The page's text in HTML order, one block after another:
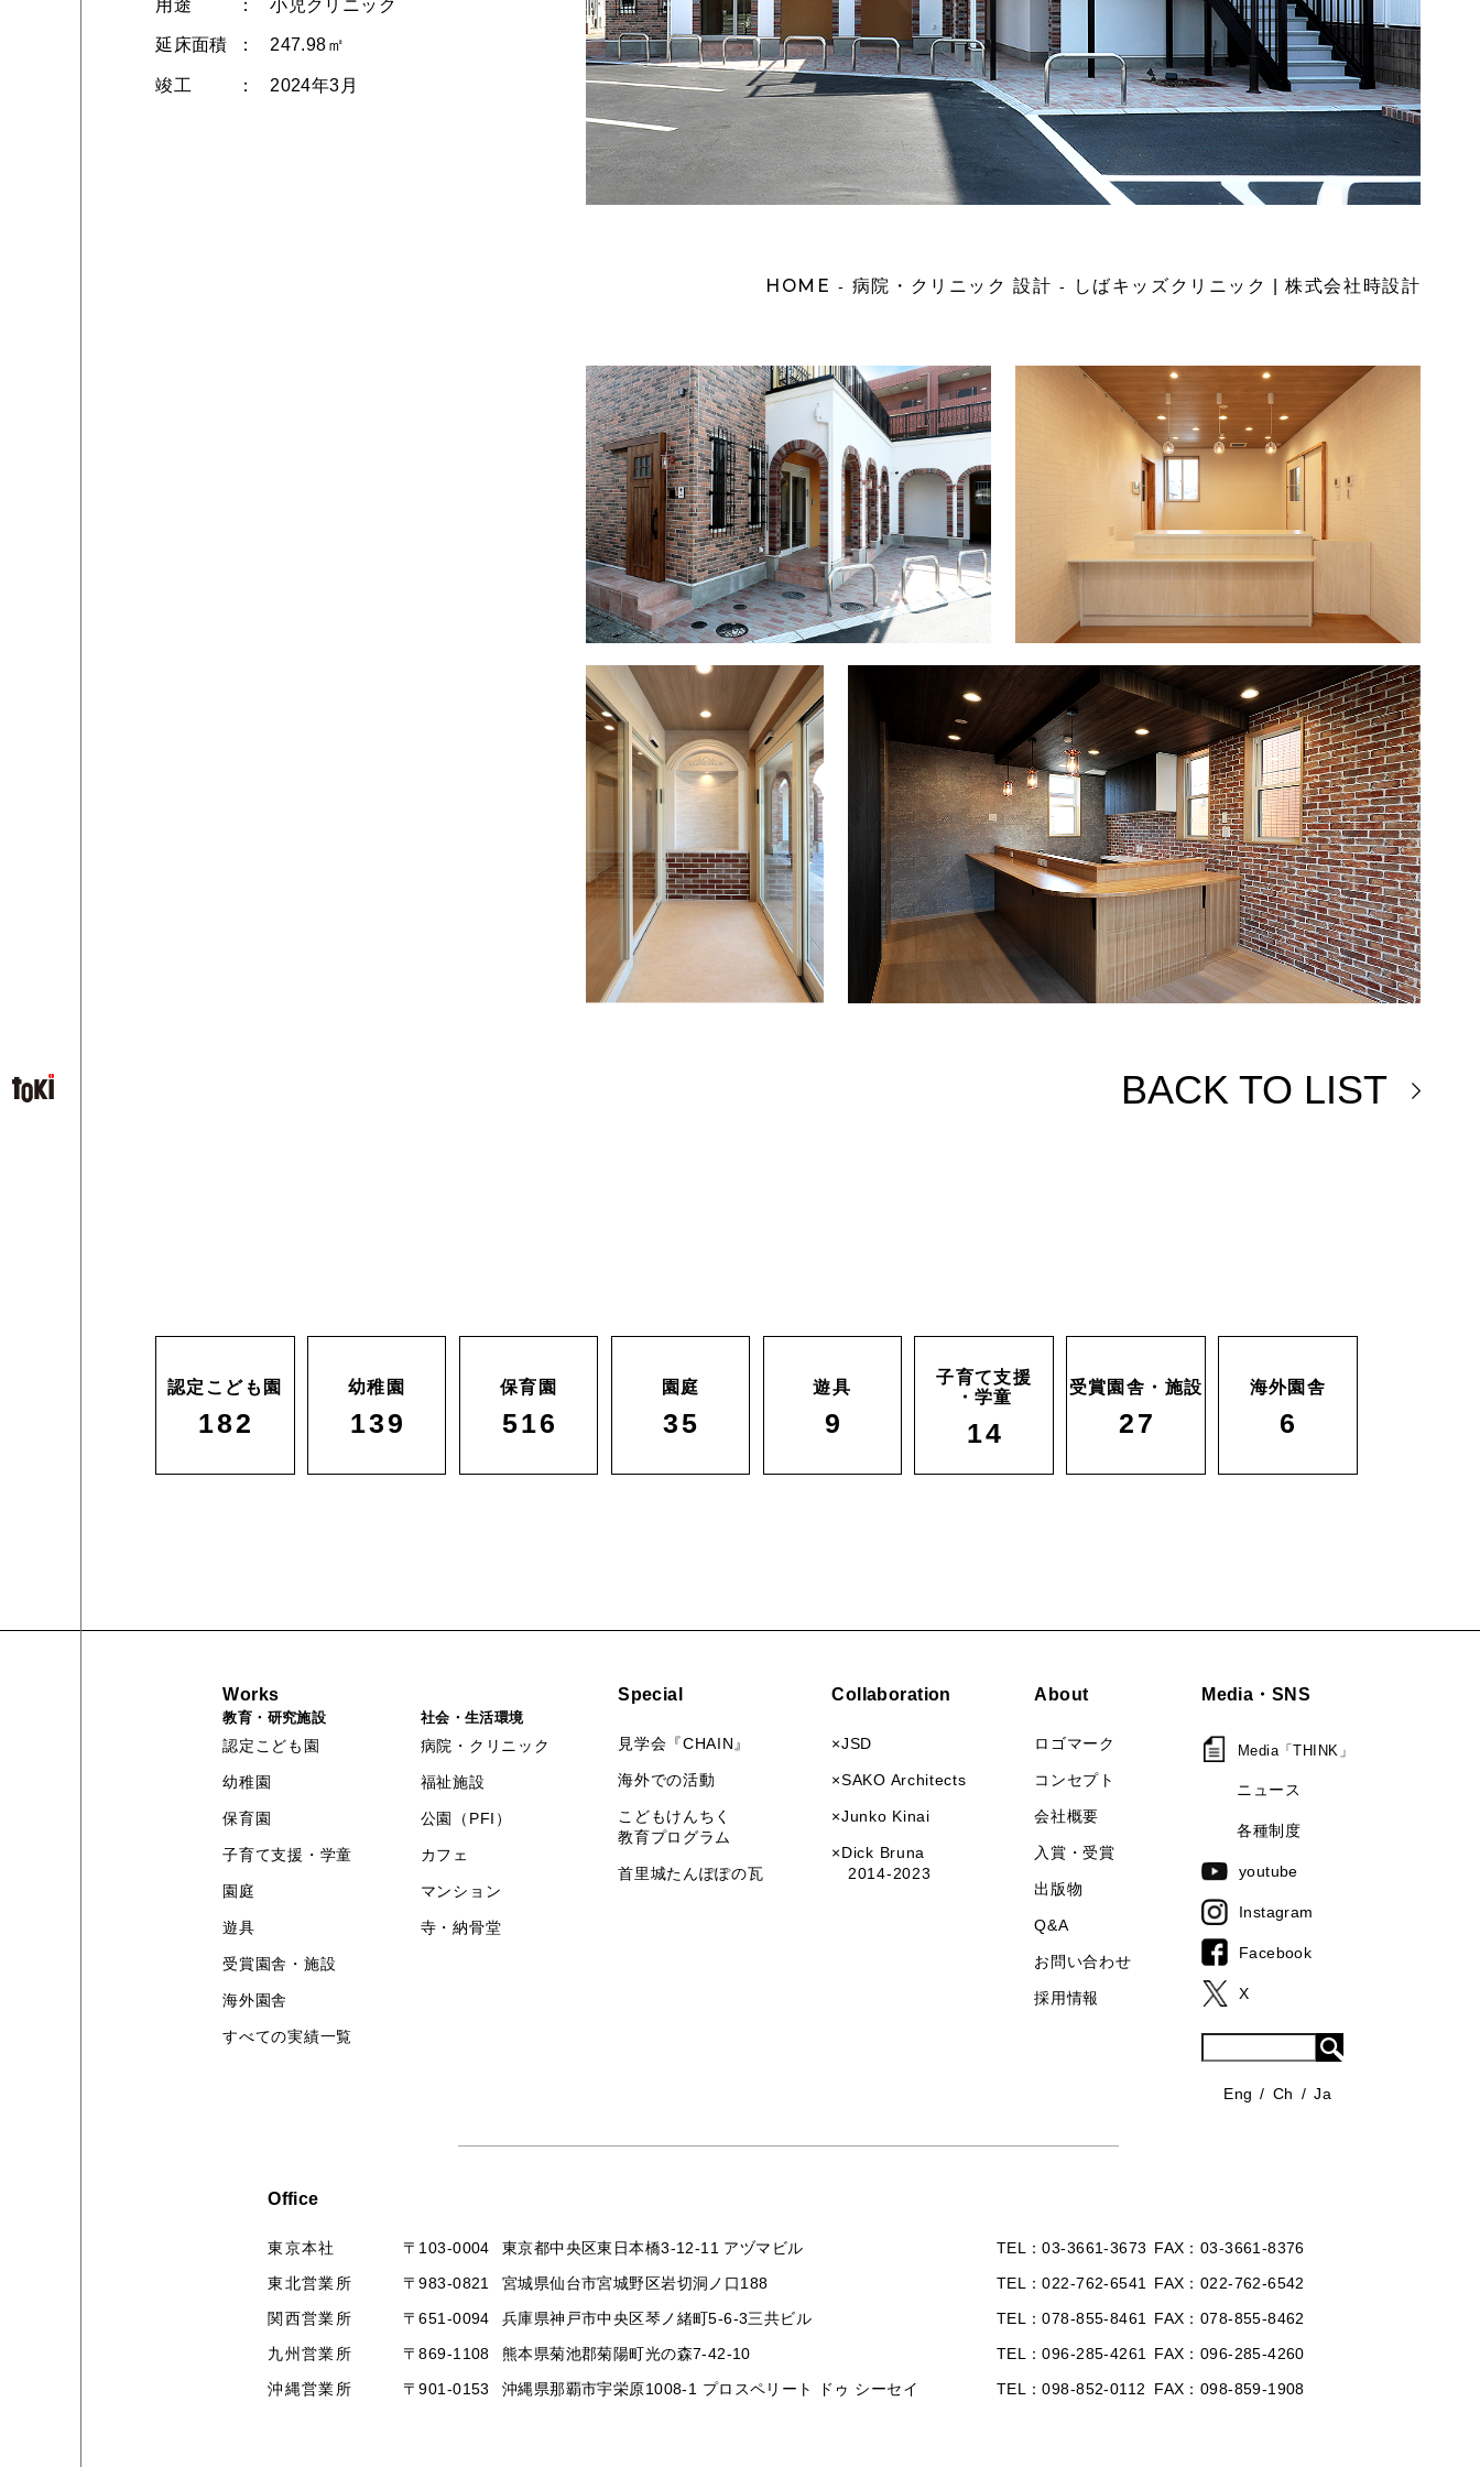
用途 小児クリニック
延床面積 247.98㎡
竣工 2024年3月
HOME - 病院・クリニック 設計 - しばキッズクリニック | 株式会社時設計
BACK TO LIST
認定こども園
182
幼稚園
139
保育園
516
園庭
35
遊具
9
子育て支援
・学童
14
受賞園舎・施設
27
海外園舎
6
Works
教育・研究施設
認定こども園
幼稚園
保育園
子育て支援・学童
園庭
遊具
受賞園舎・施設
海外園舎
すべての実績一覧
社会・生活環境
病院・クリニック
福祉施設
公園（PFI）
カフェ
マンション
寺・納骨堂
Special
見学会『CHAIN』
海外での活動
こどもけんちく
教育プログラム
首里城たんぽぽの瓦
Collaboration
×JSD
×SAKO Architects
×Junko Kinai
×Dick Bruna
2014-2023
About
ロゴマーク
コンセプト
会社概要
入賞・受賞
出版物
Q&A
お問い合わせ
採用情報
Media・SNS
Media「THINK」
ニュース
各種制度
youtube
Instagram
Facebook
X
Eng Ch Ja
Office
東京本社 〒103-0004 東京都中央区東日本橋3-12-11 アヅマビル TEL 03-3661-3673 FAX 03-3661-8376
東北営業所 〒983-0821 宮城県仙台市宮城野区岩切洞ノ口188 TEL 022-762-6541 FAX 022-762-6542
関西営業所 〒651-0094 兵庫県神戸市中央区琴ノ緒町5-6-3三共ビル TEL 078-855-8461 FAX 078-855-8462
九州営業所 〒869-1108 熊本県菊池郡菊陽町光の森7-42-10 TEL 096-285-4261 FAX 096-285-4260
沖縄営業所 〒901-0153 沖縄県那覇市宇栄原1008-1 プロスペリート ドゥ シーセイ TEL 098-852-0112 FAX 098-859-1908